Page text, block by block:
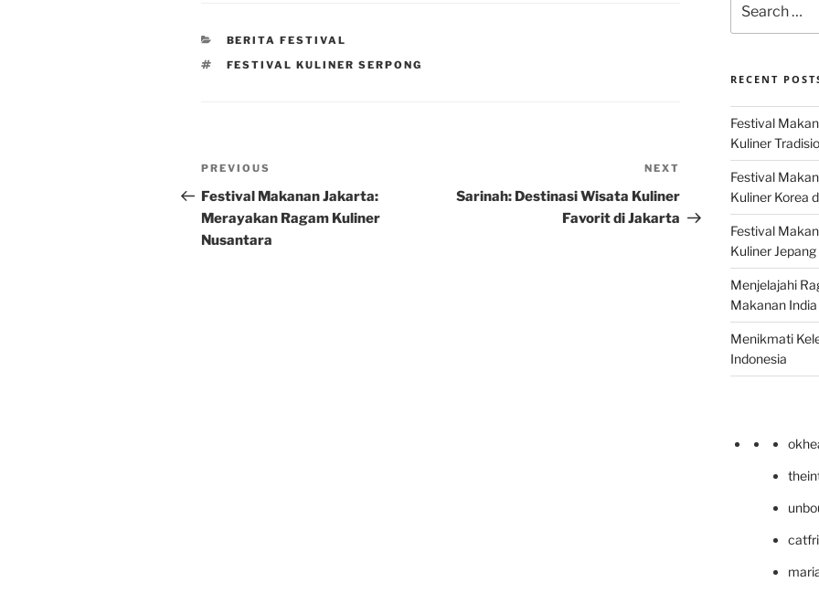
CATEGORIES
BERITA FESTIVAL
TAGS
FESTIVAL KULINER SERPONG
Post
navigation
Previous
Post
PREVIOUS
Festival Makanan Jakarta:
Merayakan Ragam Kuliner
Nusantara
Post
NEXT
Sarinah: Destinasi Wisata Kuliner
Favorit di Jakarta
for:
RECENT
Festival
Kuliner
Festival
Kuliner Korea
Festival
Kuliner
Menjelajahi
Makanan
Menikmati
Indonesia